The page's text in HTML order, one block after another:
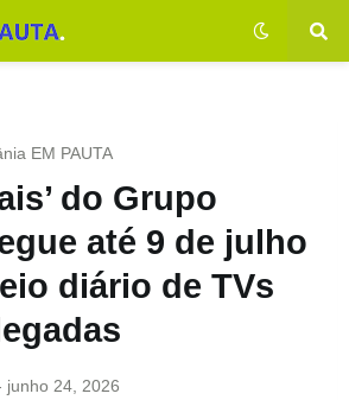
EM PAUTA
do Grupo
até 9 de julho
diário de TVs
junho 24, 2026